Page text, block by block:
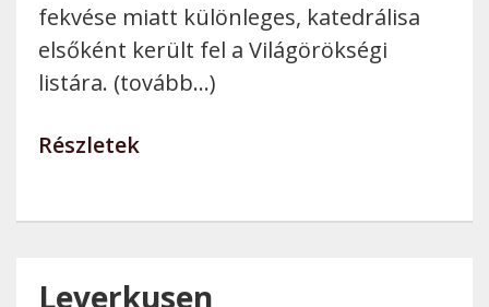
fekvése miatt különleges, katedrálisa
elsőként került fel a Világörökségi
listára. (tovább…)
Részletek
Leverkusen